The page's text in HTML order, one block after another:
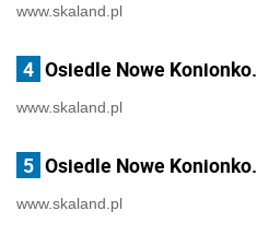
www.skaland.pl
4 Osiedle Nowe
www.skaland.pl
5 Osiedle Nowe
www.skaland.pl